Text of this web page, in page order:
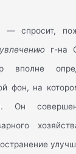
— спросит,
увлечениюг-на
вполне
фон, на
Он